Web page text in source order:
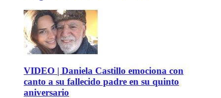
VIDEO | Daniela Castillo emociona con
canto a su fallecido padre en su quinto
aniversario